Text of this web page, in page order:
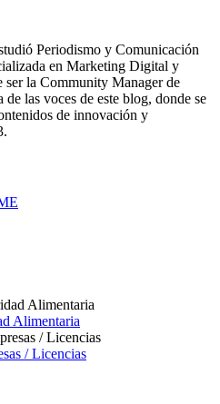
Periodismo y Comunicación
en Marketing Digital y
ser la Community Manager de
las voces de este blog, donde se
de innovación y
Alimentaria
/ Licencias